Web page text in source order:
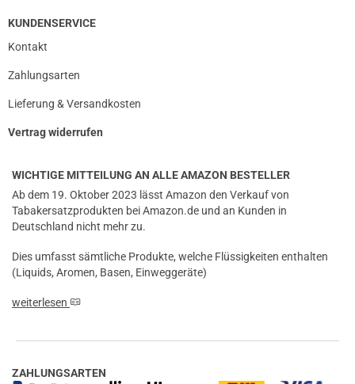
KUNDENSERVICE
Kontakt
Zahlungsarten
Lieferung & Versandkosten
Vertrag widerrufen
WICHTIGE MITTEILUNG AN ALLE AMAZON BESTELLER
Ab dem 19. Oktober 2023 lässt Amazon den Verkauf von
Tabakersatzprodukten bei Amazon.de und an Kunden in
Deutschland nicht mehr zu.
Dies umfasst sämtliche Produkte, welche Flüssigkeiten enthalten
(Liquids, Aromen, Basen, Einweggeräte)
weiterlesen
ZAHLUNGSARTEN